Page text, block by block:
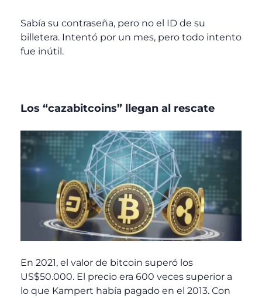
Sabía su contraseña, pero no el ID de su
billetera. Intentó por un mes, pero todo intento
fue inútil.
Los “cazabitcoins” llegan al rescate
En 2021, el valor de bitcoin superó los
US$50.000. El precio era 600 veces superior a
lo que Kampert había pagado en el 2013. Con